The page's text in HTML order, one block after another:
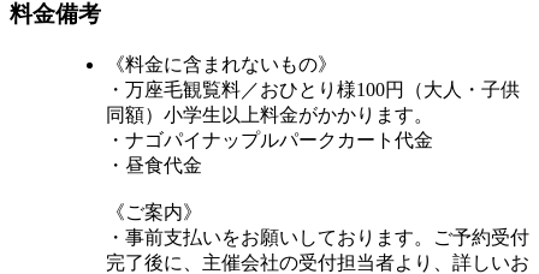
料金備考
《料金に含まれないもの》
・万座毛観覧料／おひとり様100円（大人・子供
同額）小学生以上料金がかかります。
・ナゴパイナップルパークカート代金
・昼食代金
《ご案内》
・事前支払いをお願いしております。ご予約受付
完了後に、主催会社の受付担当者より、詳しいお